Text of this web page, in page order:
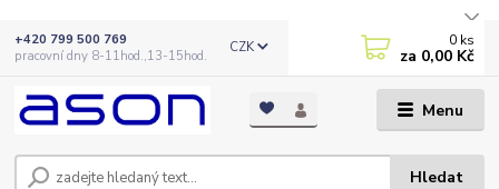
Menu
CZK
Hledat
+420 799 500 769
pracovní dny 8-11hod.,13-15hod.
0 ks
za 0,00 Kč